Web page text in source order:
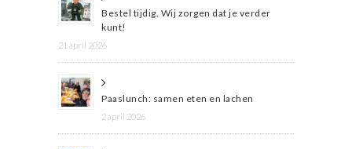
Bestel tijdig. Wij zorgen dat je verder
kunt!
21 april 2026
Paaslunch: samen eten en lachen
2 april 2026